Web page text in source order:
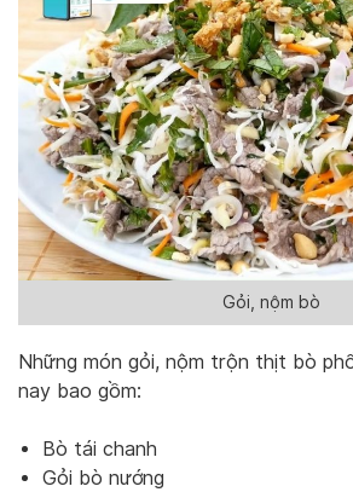
Gỏi, nộm bò
Những món gỏi, nộm trộn thịt bò
nay bao gồm:
Bò tái chanh
Gỏi bò nướng